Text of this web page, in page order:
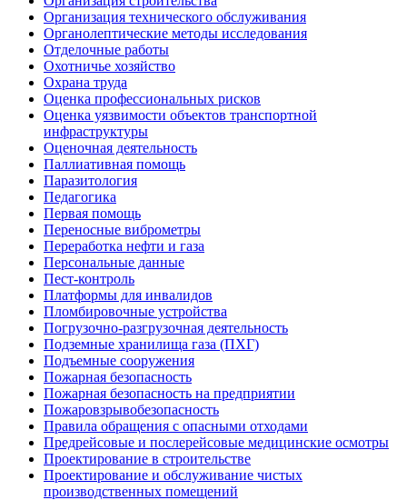
Организация технического обслуживания
Органолептические методы исследования
Отделочные работы
Охотничье хозяйство
Охрана труда
Оценка профессиональных рисков
Оценка уязвимости объектов транспортной
инфраструктуры
Оценочная деятельность
Паллиативная помощь
Паразитология
Педагогика
Первая помощь
Переносные виброметры
Переработка нефти и газа
Персональные данные
Пест-контроль
Платформы для инвалидов
Пломбировочные устройства
Погрузочно-разгрузочная деятельность
Подземные хранилища газа (ПХГ)
Подъемные сооружения
Пожарная безопасность
Пожарная безопасность на предприятии
Пожаровзрывобезопасность
Правила обращения с опасными отходами
Предрейсовые и послерейсовые медицинские осмотры
Проектирование в строительстве
Проектирование и обслуживание чистых
производственных помещений